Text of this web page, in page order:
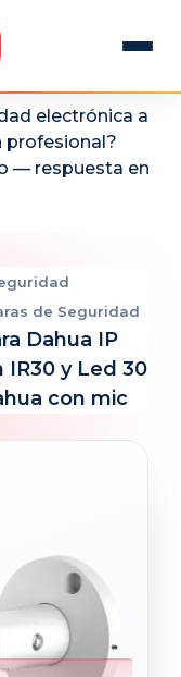
electrónica a
profesional?
— respuesta en
de Seguridad
Dahua IP
IR30 y Led 30
con mic